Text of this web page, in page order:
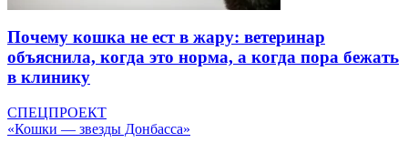
Почему кошка не ест в жару: ветеринар
объяснила, когда это норма, а когда пора бежать
в клинику
СПЕЦПРОЕКТ
«Кошки — звезды Донбасса»